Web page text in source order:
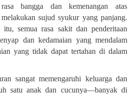
bangga dan kemenangan atas
sujud syukur yang panjang.
semua rasa sakit dan penderitaan
dan kedamaian yang mendalam
yang tidak dapat tertahan di dalam
sangat memengaruhi keluarga dan
satu anak dan cucunya—banyak di